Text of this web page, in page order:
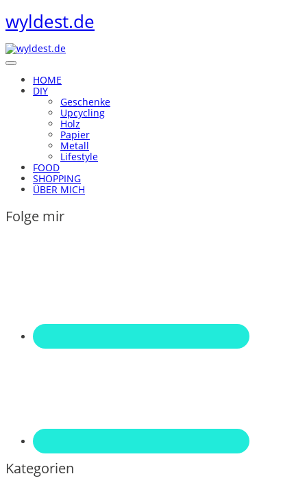
wyldest.de
HOME
DIY
Geschenke
Upcycling
Holz
Papier
Metall
Lifestyle
FOOD
SHOPPING
ÜBER MICH
Folge mir
Kategorien